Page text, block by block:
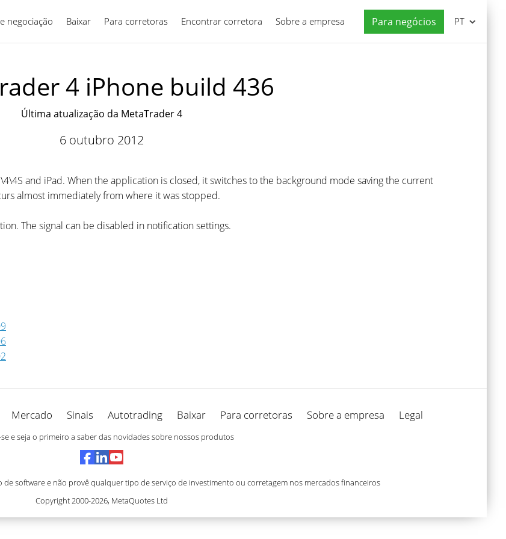
negociação Baixar Para corretoras Encontrar corretora Sobre a empresa Para negócios
Português PT
4 iPhone build 436
Última atualização da MetaTrader 4
6 outubro 2012
and iPad. When the application is closed, it switches to the background mode saving the current
almost immediately from where it was stopped.
The signal can be disabled in notification settings.
Mercado Sinais Autotrading Baixar Para corretoras Sobre a empresa Legal
se e seja o primeiro a saber das novidades sobre nossos produtos
software e não provê qualquer tipo de serviço de investimento ou corretagem nos mercados financeiros
Copyright 2000-2026, MetaQuotes Ltd